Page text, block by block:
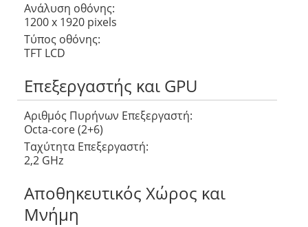
Ανάλυση οθόνης:
1200 x 1920 pixels
Τύπος οθόνης:
TFT LCD
Επεξεργαστής και GPU
Αριθμός Πυρήνων Eπεξεργαστή:
Octa-core (2+6)
Ταχύτητα Επεξεργαστή:
2,2 GHz
Αποθηκευτικός Χώρος και
Μνήμη